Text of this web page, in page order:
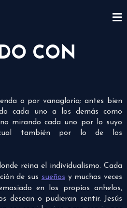
CON
o por vanagloria; antes bien
cada uno a los demás como
mirando cada uno por lo suyo
también por lo de los
reina el individualismo. Cada
de sus sueños y muchas veces
en los propios anhelos,
desean o pudieran sentir. Jesús